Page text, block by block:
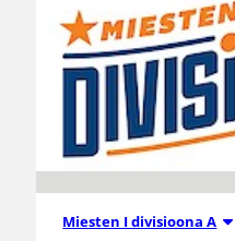
Miesten I divisioona A